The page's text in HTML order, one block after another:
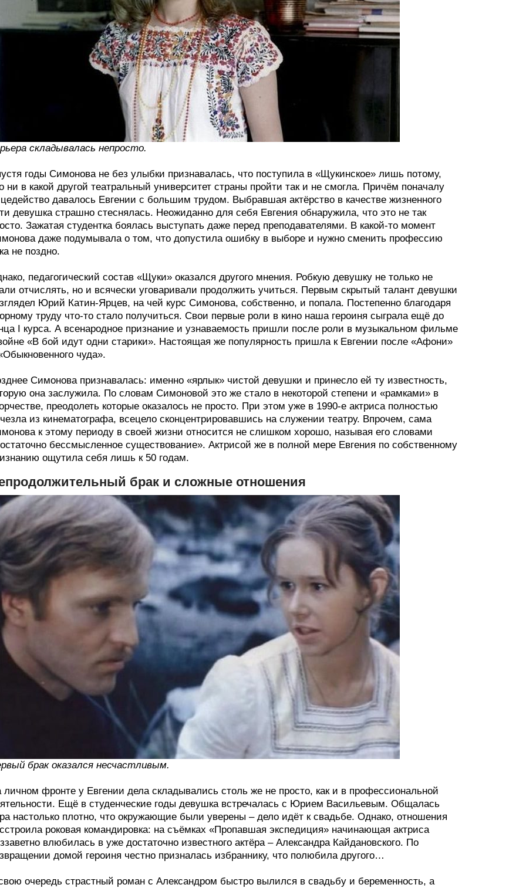
складывалась непросто.
годы Симонова не без улыбки признавалась, что поступила в «Щукинское» лишь потому,
ни в какой другой театральный университет страны пройти так и не смогла. Причём поначалу
давалось Евгении с большим трудом. Выбравшая актёрство в качестве жизненного
девушка страшно стеснялась. Неожиданно для себя Евгения обнаружила, что это не так
Зажатая студентка боялась выступать даже перед преподавателями. В какой-то момент
даже подумывала о том, что допустила ошибку в выборе и нужно сменить профессию
не поздно.
педагогический состав «Щуки» оказался другого мнения. Робкую девушку не только не
отчислять, но и всячески уговаривали продолжить учиться. Первым скрытый талант девушки
Юрий Катин-Ярцев, на чей курс Симонова, собственно, и попала. Постепенно благодаря
труду что-то стало получиться. Свои первые роли в кино наша героиня сыграла ещё до
I курса. А всенародное признание и узнаваемость пришли после роли в музыкальном фильме
«В бой идут одни старики». Настоящая же популярность пришла к Евгении после «Афони»
чуда».
Симонова признавалась: именно «ярлык» чистой девушки и принесло ей ту известность,
она заслужила. По словам Симоновой это же стало в некоторой степени и «рамками» в
преодолеть которые оказалось не просто. При этом уже в 1990-е актриса полностью
из кинематографа, всецело сконцентрировавшись на служении театру. Впрочем, сама
к этому периоду в своей жизни относится не слишком хорошо, называя его словами
бессмысленное существование». Актрисой же в полной мере Евгения по собственному
ощутила себя лишь к 50 годам.
брак и сложные отношения
брак оказался несчастливым.
личном фронте у Евгении дела складывались столь же не просто, как и в профессиональной
Ещё в студенческие годы девушка встречалась с Юрием Васильевым. Общалась
настолько плотно, что окружающие были уверены – дело идёт к свадьбе. Однако, отношения
роковая командировка: на съёмках «Пропавшая экспедиция» начинающая актриса
влюбилась в уже достаточно известного актёра – Александра Кайдановского. По
домой героиня честно призналась избраннику, что полюбила другого…
очередь страстный роман с Александром быстро вылился в свадьбу и беременность, а